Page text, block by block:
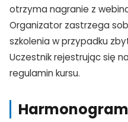
otrzyma nagranie z
Organizator zastrzega
szkolenia w przypadku
Uczestnik rejestrując się
regulamin kursu.